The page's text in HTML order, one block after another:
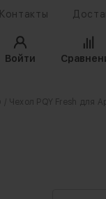
Контакты
Войти
/ Чехол PQY Fresh для